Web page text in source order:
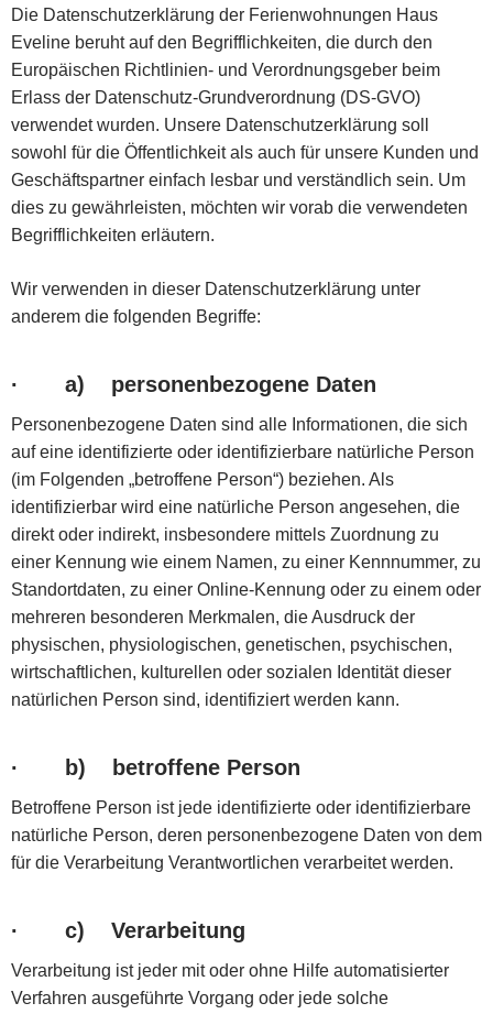
Die Datenschutzerklärung der Ferienwohnungen Haus
Eveline beruht auf den Begrifflichkeiten, die durch den
Europäischen Richtlinien- und Verordnungsgeber beim
Erlass der Datenschutz-Grundverordnung (DS-GVO)
verwendet wurden. Unsere Datenschutzerklärung soll
sowohl für die Öffentlichkeit als auch für unsere Kunden und
Geschäftspartner einfach lesbar und verständlich sein. Um
dies zu gewährleisten, möchten wir vorab die verwendeten
Begrifflichkeiten erläutern.
Wir verwenden in dieser Datenschutzerklärung unter
anderem die folgenden Begriffe:
· a) personenbezogene Daten
Personenbezogene Daten sind alle Informationen, die sich
auf eine identifizierte oder identifizierbare natürliche Person
(im Folgenden „betroffene Person“) beziehen. Als
identifizierbar wird eine natürliche Person angesehen, die
direkt oder indirekt, insbesondere mittels Zuordnung zu
einer Kennung wie einem Namen, zu einer Kennnummer, zu
Standortdaten, zu einer Online-Kennung oder zu einem oder
mehreren besonderen Merkmalen, die Ausdruck der
physischen, physiologischen, genetischen, psychischen,
wirtschaftlichen, kulturellen oder sozialen Identität dieser
natürlichen Person sind, identifiziert werden kann.
· b) betroffene Person
Betroffene Person ist jede identifizierte oder identifizierbare
natürliche Person, deren personenbezogene Daten von dem
für die Verarbeitung Verantwortlichen verarbeitet werden.
· c) Verarbeitung
Verarbeitung ist jeder mit oder ohne Hilfe automatisierter
Verfahren ausgeführte Vorgang oder jede solche